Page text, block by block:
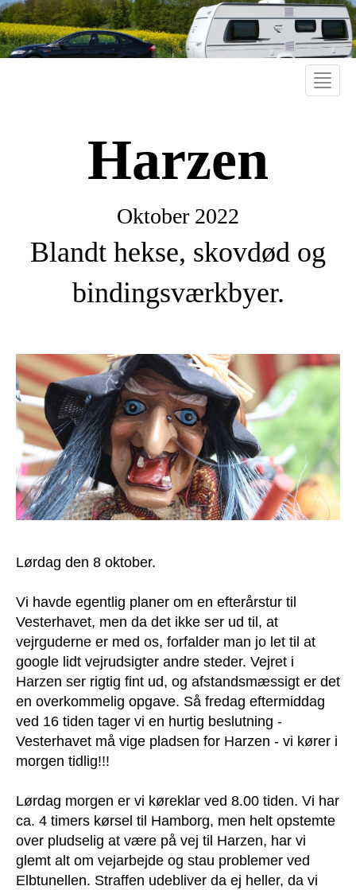
Toggle
Harzen
Oktober 2022
Blandt hekse, skovdød og
bindingsværkbyer.
Lørdag den 8 oktober.
Vi havde egentlig planer om en efterårstur til
Vesterhavet, men da det ikke ser ud til, at
vejrguderne er med os, forfalder man jo let til at
google lidt vejrudsigter andre steder. Vejret i
Harzen ser rigtig fint ud, og afstandsmæssigt er det
en overkommelig opgave. Så fredag eftermiddag
ved 16 tiden tager vi en hurtig beslutning -
Vesterhavet må vige pladsen for Harzen - vi kører i
morgen tidlig!!!
Lørdag morgen er vi køreklar ved 8.00 tiden. Vi har
ca. 4 timers kørsel til Hamborg, men helt opstemte
over pludselig at være på vej til Harzen, har vi
glemt alt om vejarbejde og stau problemer ved
Elbtunellen. Straffen udebliver da ej heller, da vi